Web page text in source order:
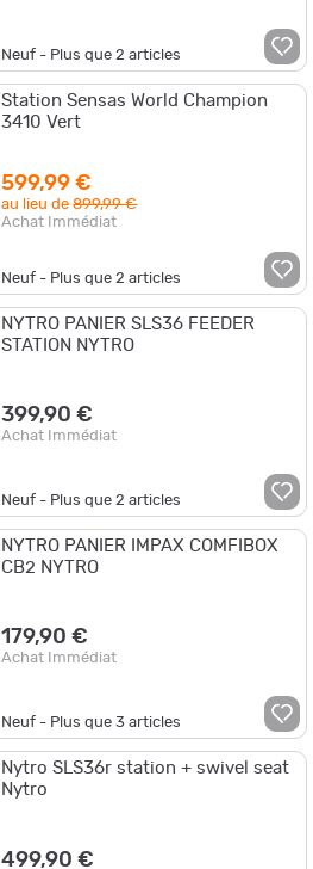
Neuf - Plus que2 articles
Station Sensas World Champion
3410 Vert
599,99 €
au lieu de899,99 €
Achat Immédiat
Neuf - Plus que2 articles
NYTRO PANIER SLS36 FEEDER
STATION NYTRO
399,90 €
Achat Immédiat
Neuf - Plus que2 articles
NYTRO PANIER IMPAX COMFIBOX
CB2 NYTRO
179,90 €
Achat Immédiat
Neuf - Plus que3 articles
Nytro SLS36r station + swivel seat
Nytro
499,90 €